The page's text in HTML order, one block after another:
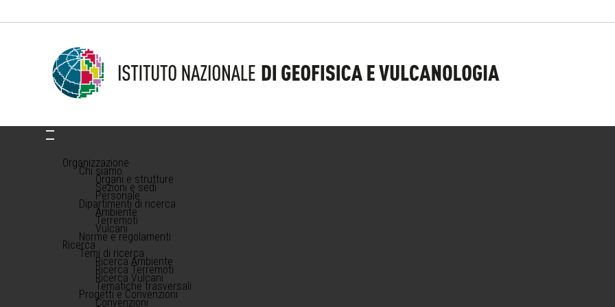
Organizzazione
Chi siamo
Organi e strutture
Sezioni e sedi
Personale
Dipartimenti di ricerca
Ambiente
Terremoti
Vulcani
Norme e regolamenti
Ricerca
Temi di ricerca
Ricerca Ambiente
Ricerca Terremoti
Ricerca Vulcani
Tematiche trasversali
Progetti e Convenzioni
Convenzioni